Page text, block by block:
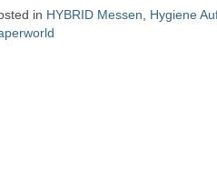
in HYBRID Messen Hygiene